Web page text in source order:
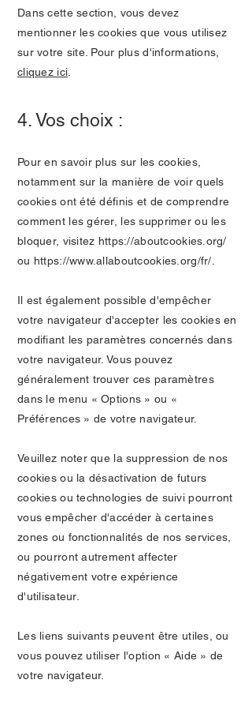
Dans cette section, vous devez
mentionner les cookies que vous utilisez
sur votre site. Pour plus d'informations,
cliquez ici
4. Vos choix :
Pour en savoir plus sur les cookies,
notamment sur la manière de voir quels
cookies ont été définis et de comprendre
comment les gérer, les supprimer ou les
bloquer, visitez https://aboutcookies.org/
ou https://www.allaboutcookies.org/fr/.
Il est également possible d'empêcher
votre navigateur d'accepter les cookies en
modifiant les paramètres concernés dans
votre navigateur. Vous pouvez
généralement trouver ces paramètres
dans le menu « Options » ou «
Préférences » de votre navigateur.
Veuillez noter que la suppression de nos
cookies ou la désactivation de futurs
cookies ou technologies de suivi pourront
vous empêcher d'accéder à certaines
zones ou fonctionnalités de nos services,
ou pourront autrement affecter
négativement votre expérience
d'utilisateur.
Les liens suivants peuvent être utiles, ou
vous pouvez utiliser l'option « Aide » de
votre navigateur.